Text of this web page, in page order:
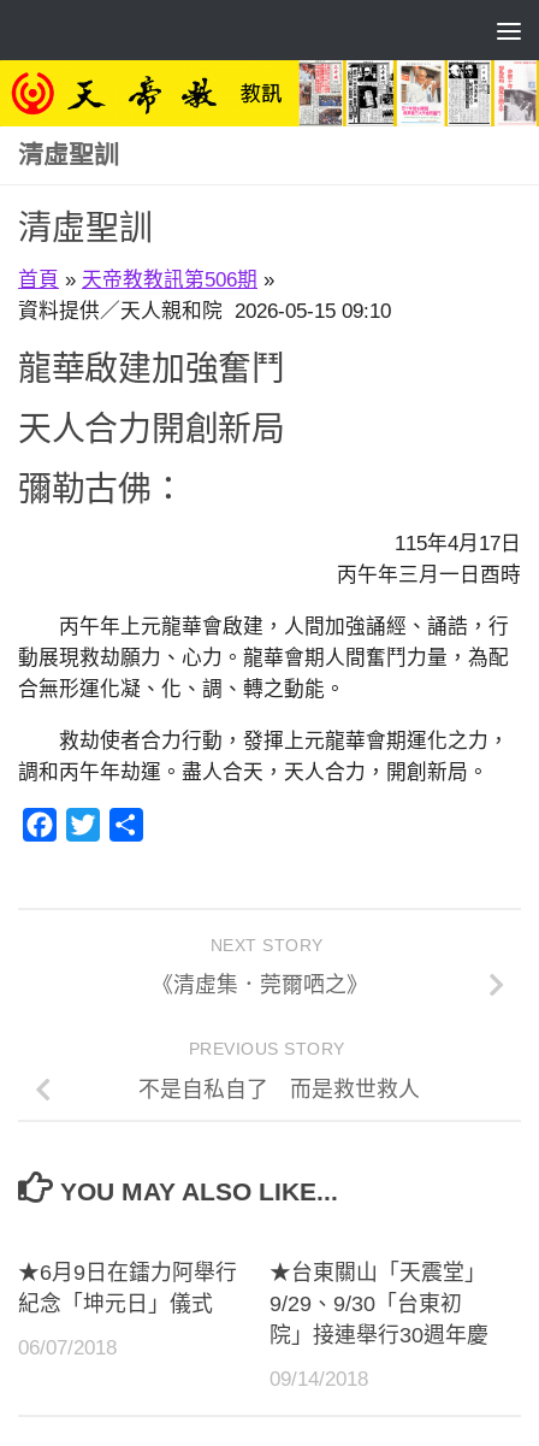
清虛聖訓
清虛聖訓
首頁 » 天帝教教訊第506期 »
資料提供／天人親和院 2026-05-15 09:10
龍華啟建加強奮鬥
天人合力開創新局
彌勒古佛：
115年4月17日
丙午年三月一日酉時
丙午年上元龍華會啟建，人間加強誦經、誦誥，行
動展現救劫願力、心力。龍華會期人間奮鬥力量，為配
合無形運化凝、化、調、轉之動能。
救劫使者合力行動，發揮上元龍華會期運化之力，
調和丙午年劫運。盡人合天，天人合力，開創新局。
Facebook
Twitter
NEXT STORY
《清虛集．莞爾哂之》
PREVIOUS STORY
不是自私自了 而是救世救人
YOU MAY ALSO LIKE...
★6月9日在鐳力阿舉行
紀念「坤元日」儀式
06/07/2018
★台東關山「天震堂」
9/29、9/30「台東初
院」接連舉行30週年慶
09/14/2018